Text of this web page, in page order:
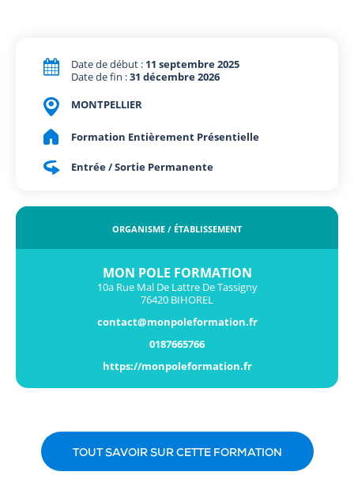
Date de début : 11 septembre 2025
Date de fin :31 décembre 2026
MONTPELLIER
Formation Entièrement Présentielle
Entrée / Sortie Permanente
ORGANISME / ÉTABLISSEMENT
MON POLE FORMATION
10a Rue Mal De Lattre De Tassigny
76420 BIHOREL
contact@monpoleformation.fr
0187665766
https://monpoleformation.fr
TOUT SAVOIR SUR CETTE FORMATION